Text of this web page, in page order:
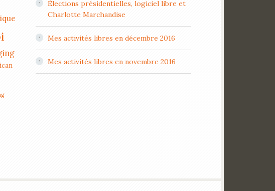
Élections présidentielles, logiciel libre et
Charlotte Marchandise
Mes activités libres en décembre 2016
Mes activités libres en novembre 2016